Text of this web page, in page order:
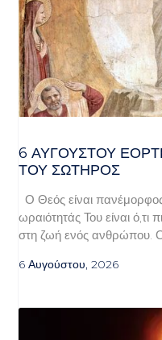
6 ΑΥΓΟΥΣΤΟΥ
ΤΟΥ ΣΩΤΗΡΟΣ
Ο Θεός είναι
ωραιότητάς Του είναι ό,τι
στη ζωή ενός ανθρώπου.
6 Αυγούστου, 2026